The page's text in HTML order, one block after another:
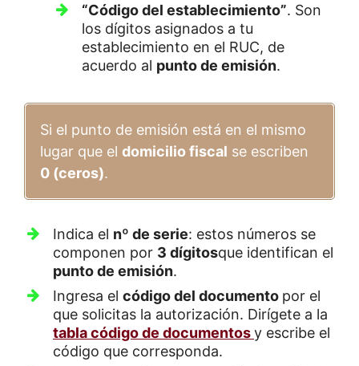
“Código del establecimiento”. Son
los dígitos asignados a tu
establecimiento en el RUC, de
acuerdo al punto de emisión.
Si el punto de emisión está en el mismo
lugar que el domicilio fiscal se escriben
0 (ceros).
Indica el nº de serie: estos números se
componen por 3 dígitosque identifican el
punto de emisión.
Ingresa el código del documento por el
que solicitas la autorización. Dirígete a la
tabla código de documentosy escribe el
código que corresponda.